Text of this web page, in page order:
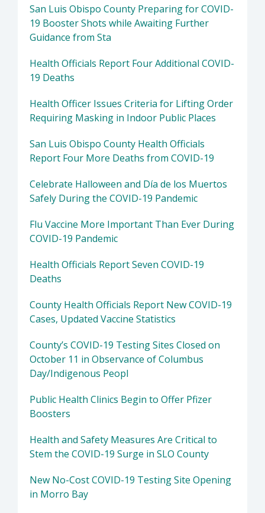
San Luis Obispo County Preparing for COVID-
19 Booster Shots while Awaiting Further
Guidance from Sta
Health Officials Report Four Additional COVID-
19 Deaths
Health Officer Issues Criteria for Lifting Order
Requiring Masking in Indoor Public Places
San Luis Obispo County Health Officials
Report Four More Deaths from COVID-19
Celebrate Halloween and Día de los Muertos
Safely During the COVID-19 Pandemic
Flu Vaccine More Important Than Ever During
COVID-19 Pandemic
Health Officials Report Seven COVID-19
Deaths
County Health Officials Report New COVID-19
Cases, Updated Vaccine Statistics
County’s COVID-19 Testing Sites Closed on
October 11 in Observance of Columbus
Day/Indigenous Peopl
Public Health Clinics Begin to Offer Pfizer
Boosters
Health and Safety Measures Are Critical to
Stem the COVID-19 Surge in SLO County
New No-Cost COVID-19 Testing Site Opening
in Morro Bay